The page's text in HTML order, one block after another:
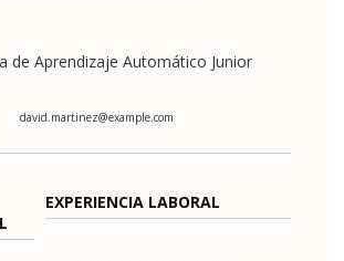
de Aprendizaje Automático Junior
david.martinez@example.com
EXPERIENCIA LABORAL